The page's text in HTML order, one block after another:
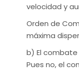
velocidad y
Orden de
máxima
b) El
Pues no, el